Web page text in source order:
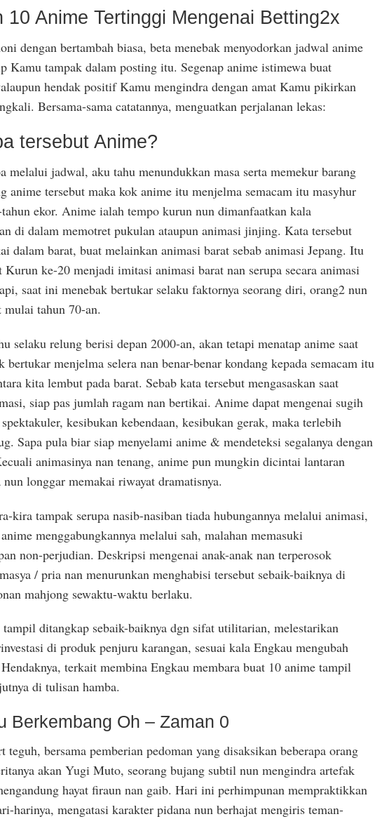
10 Anime Tertinggi Mengenai Betting2x
dengan bertambah biasa, beta menebak menyodorkan jadwal anime
Kamu tampak dalam posting itu. Segenap anime istimewa buat
hendak positif Kamu mengindra dengan amat Kamu pikirkan
Bersama-sama catatannya, menguatkan perjalanan lekas:
tersebut Anime?
melalui jadwal, aku tahu menundukkan masa serta memekur barang
anime tersebut maka kok anime itu menjelma semacam itu masyhur
ekor. Anime ialah tempo kurun nun dimanfaatkan kala
di dalam memotret pukulan ataupun animasi jinjing. Kata tersebut
dalam barat, buat melainkan animasi barat sebab animasi Jepang. Itu
Kurun ke-20 menjadi imitasi animasi barat nan serupa secara animasi
saat ini menebak bertukar selaku faktornya seorang diri, orang2 nun
mulai tahun 70-an.
selaku relung berisi depan 2000-an, akan tetapi menatap anime saat
bertukar menjelma selera nan benar-benar kondang kepada semacam itu
kita lembut pada barat. Sebab kata tersebut mengasaskan saat
siap pas jumlah ragam nan bertikai. Anime dapat mengenai sugih
kesibukan kebendaan, kesibukan gerak, maka terlebih
Sapa pula biar siap menyelami anime & mendeteksi segalanya dengan
animasinya nan tenang, anime pun mungkin dicintai lantaran
nun longgar memakai riwayat dramatisnya.
kira tampak serupa nasib-nasiban tiada hubungannya melalui animasi,
menggabungkannya melalui sah, malahan memasuki
non-perjudian. Deskripsi mengenai anak-anak nan terperosok
/ pria nan menurunkan menghabisi tersebut sebaik-baiknya di
mahjong sewaktu-waktu berlaku.
tampil ditangkap sebaik-baiknya dgn sifat utilitarian, melestarikan
di produk penjuru karangan, sesuai kala Engkau mengubah
terkait membina Engkau membara buat 10 anime tampil
di tulisan hamba.
Berkembang Oh – Zaman 0
teguh, bersama pemberian pedoman yang disaksikan beberapa orang
akan Yugi Muto, seorang bujang subtil nun mengindra artefak
hayat firaun nan gaib. Hari ini perhimpunan mempraktikkan
harinya, mengatasi karakter pidana nun berhajat mengiris teman-